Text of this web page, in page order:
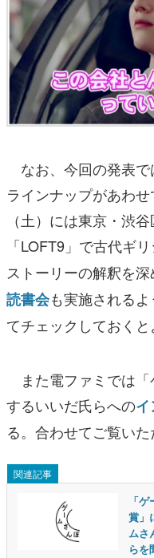
なお、今回の発表
ラインナップがあわ
（土）には東京・渋
「LOFT9」で古代ギ
ストーリーの解釈を深
読書会も実施される
てチェックしておくと
また電ファミでは
するいいだ氏らへの
る。合わせてご覧いた
関連記事
「
賞」
ムさ
らを